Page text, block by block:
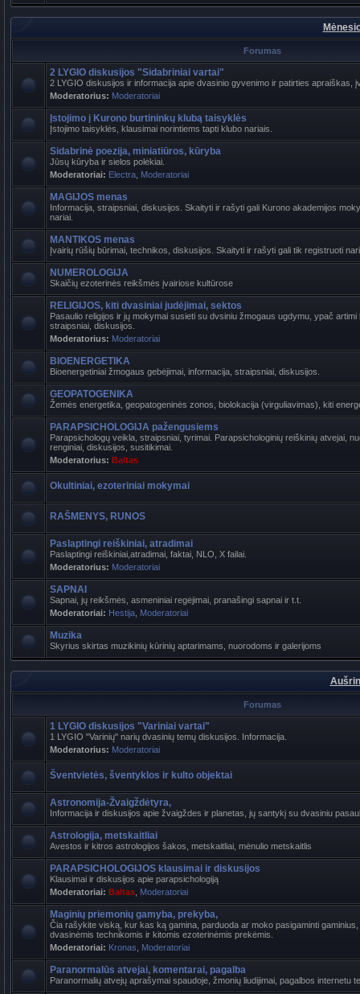
Forumas
2 LYGIO diskusijos "Sidabriniai vartai"
2 LYGIO diskusijos ir informacija apie dvasinio gyvenimo ir patirties apraiškas,
Moderatorius: Moderatoriai
Įstojimo į Kurono burtininkų klubą taisyklės
Įstojimo taisyklės, klausimai norintiems tapti klubo nariais.
Sidabrinė poezija, miniatiūros, kūryba
Jūsų kūryba ir sielos polėkiai.
Moderatoriai: Electra Moderatoriai
MAGIJOS menas
Informacija, straipsniai, diskusijos. Skaityti ir rašyti gali Kurono akademijos
nariai.
MANTIKOS menas
Įvairių rūšių būrimai, technikos, diskusijos. Skaityti ir rašyti gali tik registruoti
NUMEROLOGIJA
Skaičių ezoterinės reikšmės įvairiose kultūrose
RELIGIJOS, kiti dvasiniai judėjimai, sektos
Pasaulio religijos ir jų mokymai susieti su dvsiniu žmogaus ugdymu, ypač
straipsniai, diskusijos.
Moderatorius: Moderatoriai
BIOENERGETIKA
Bioenergetiniai žmogaus gebėjimai, informacija, straipsniai, diskusijos.
GEOPATOGENIKA
Žemės energetika, geopatogeninės zonos, biolokacija (virguliavimas), kiti
PARAPSICHOLOGIJA pažengusiems
Parapsichologų veikla, straipsniai, tyrimai. Parapsichologinių reiškinių atvejai,
renginiai, diskusijos, susitikimai.
Moderatorius: Baltas
Okultiniai, ezoteriniai mokymai
RAŠMENYS, RUNOS
Paslaptingi reiškiniai, atradimai
Paslaptingi reiškiniai,atradimai, faktai, NLO, X failai.
Moderatorius: Moderatoriai
SAPNAI
Sapnai, jų reikšmės, asmeniniai regėjimai, pranašingi sapnai ir t.t.
Moderatoriai: Hestija Moderatoriai
Muzika
Skyrius skirtas muzikinių kūrinių aptarimams, nuorodoms ir galerijoms
Forumas
1 LYGIO diskusijos "Variniai vartai"
1 LYGIO "Varinių" narių dvasinių temų diskusijos. Informacija.
Moderatorius: Moderatoriai
Šventvietės, šventyklos ir kulto objektai
Astronomija-Žvaigždėtyra,
Informacija ir diskusijos apie žvaigždes ir planetas, jų santykį su dvasiniu
Astrologija, metskaitliai
Avestos ir kitros astrologijos šakos, metskaitliai, mėnulio metskaitlis
PARAPSICHOLOGIJOS klausimai ir diskusijos
Klausimai ir diskusijos apie parapsichologiją
Moderatoriai: Baltas Moderatoriai
Maginių priemonių gamyba, prekyba,
Čia rašykite viską, kur kas ką gamina, parduoda ar moko pasigaminti
dvasinėmis technikomis ir kitomis ezoterinėmis prekėmis.
Moderatoriai: Kronas Moderatoriai
Paranormalūs atvejai, komentarai, pagalba
Paranormalių atvejų aprašymai spaudoje, žmonių liudijimai, pagalbos internetu